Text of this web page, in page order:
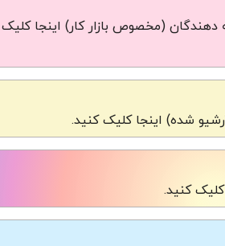
(مخصوص بازار کار) اینجا کلیک
شده) اینجا کلیک کنید.
کنید.